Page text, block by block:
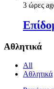
3 ώρες
Αθλητικά
All
Αθλητικά